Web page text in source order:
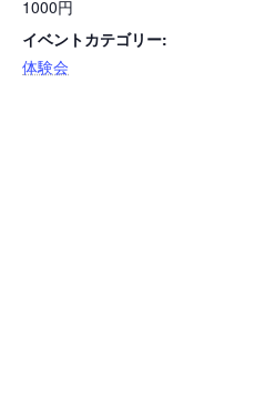
1000円
イベントカテゴリー:
体験会